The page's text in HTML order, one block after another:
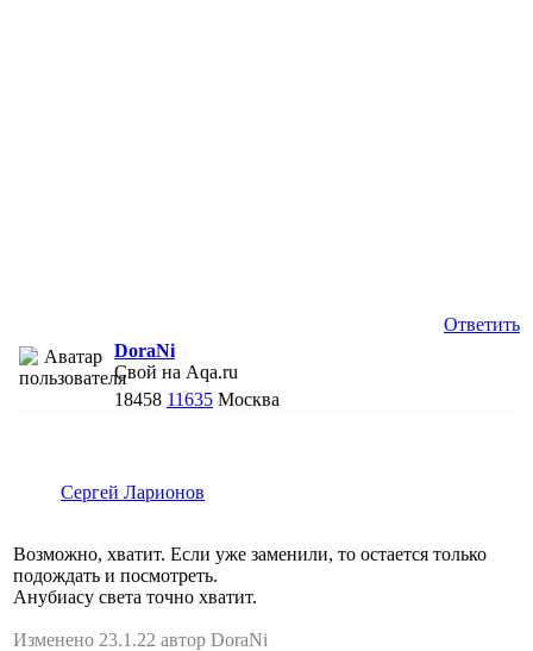
Ответить
DoraNi
Свой на Aqa.ru
18458 11635 Москва
Сергей Ларионов
Возможно, хватит. Если уже заменили, то остается только
подождать и посмотреть.
Анубиасу света точно хватит.
Изменено 23.1.22 автор DoraNi